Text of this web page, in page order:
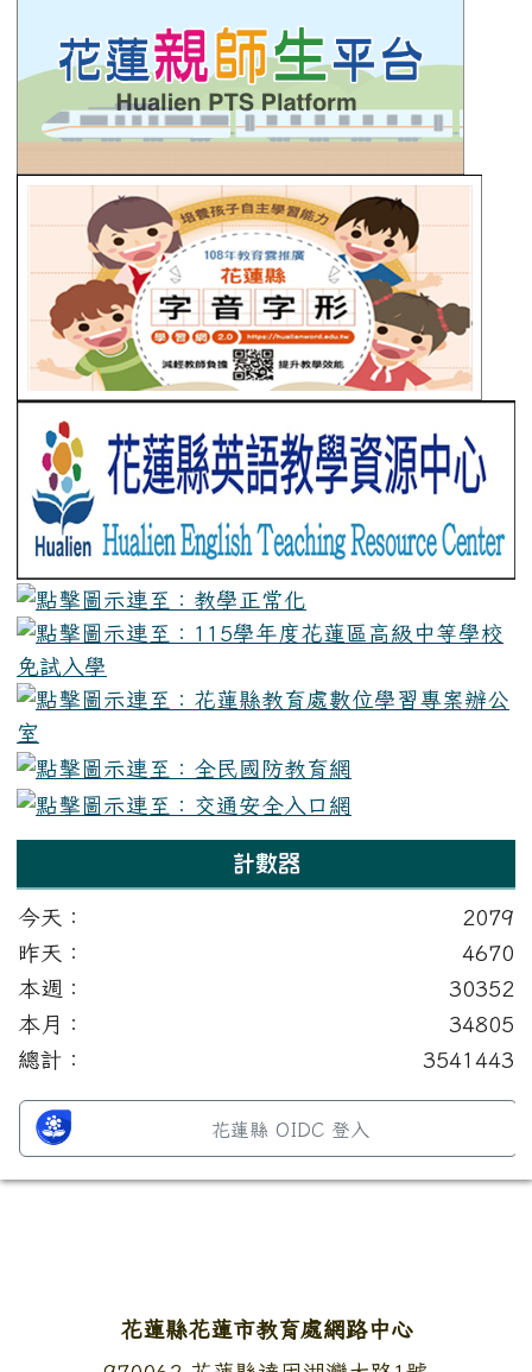
計數器
今天：
2079
昨天：
4670
本週：
30352
本月：
34805
總計：
3541443
花蓮縣 OIDC 登入
頁尾區域內容
花蓮縣花蓮市教育處網路中心